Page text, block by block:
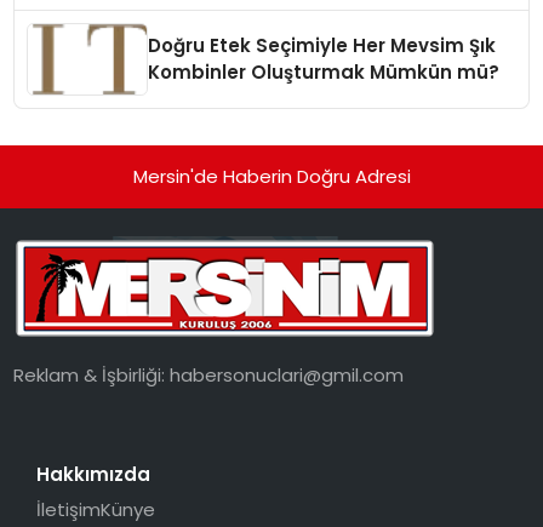
Doğru Etek Seçimiyle Her Mevsim Şık
Kombinler Oluşturmak Mümkün mü?
Mersin'de Haberin Doğru Adresi
Reklam & İşbirliği:habersonuclari@gmil.com
Hakkımızda
İletişimKünye